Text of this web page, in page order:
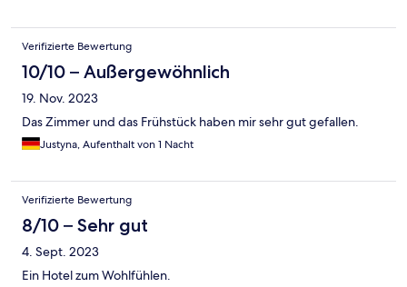
Verifizierte Bewertung
10/10 – Außergewöhnlich
19. Nov. 2023
Das Zimmer und das Frühstück haben mir sehr gut gefallen.
Justyna, Aufenthalt von 1 Nacht
Verifizierte Bewertung
8/10 – Sehr gut
4. Sept. 2023
Ein Hotel zum Wohlfühlen.